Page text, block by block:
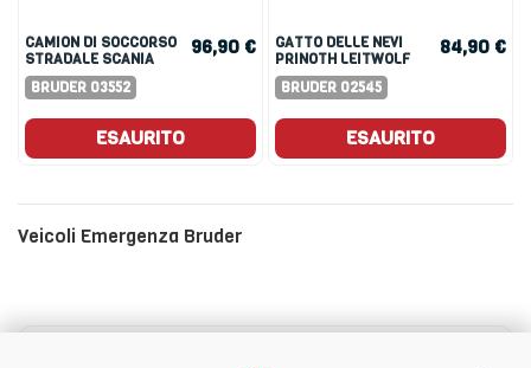
CAMION DI SOCCORSO
STRADALE SCANIA
SUPER 560R CON
MODULO LIGHT +
BRUDER
BRUDER 03552
96,90 €
ESAURITO
GATTO DELLE NEVI
PRINOTH LEITWOLF
BRUDER 02545
84,90 €
ESAURITO
Veicoli Emergenza Bruder